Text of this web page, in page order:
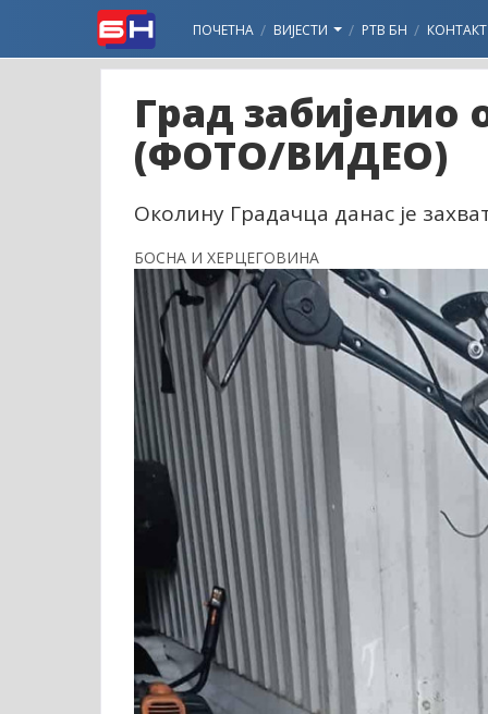
ПОЧЕТНА ВИЈЕСТИ РТВ БН КОНТАКТ
Град
(ФОТО/ВИДЕО)
Околину Градачца данас је
БОСНА И ХЕРЦЕГОВИНА